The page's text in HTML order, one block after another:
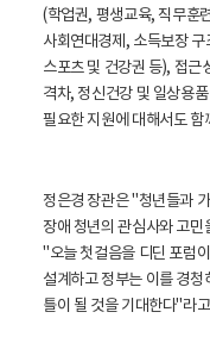
(학업권, 평생교육, 직무훈
사회연대경제, 소득보장
스포츠 및 건강권 등), 접근
격차, 정신건강 및 일상용
필요한 지원에 대해서도 함
정은경 장관은 "청년들과
장애 청년의 관심사와 고
"오늘 첫걸음을 디딘 포럼
설계하고 정부는 이를 경
틀이 될 것을 기대한다"라